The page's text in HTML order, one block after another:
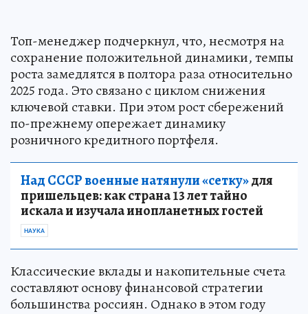
Топ-менеджер подчеркнул, что, несмотря на
сохранение положительной динамики, темпы
роста замедлятся в полтора раза относительно
2025 года. Это связано с циклом снижения
ключевой ставки. При этом рост сбережений
по-прежнему опережает динамику
розничного кредитного портфеля.
Над СССР военные натянули «сетку»для
пришельцев: как страна 13 лет тайно
искала и изучала инопланетных гостей
НАУКА
Классические вклады и накопительные счета
составляют основу финансовой стратегии
большинства россиян. Однако в этом году